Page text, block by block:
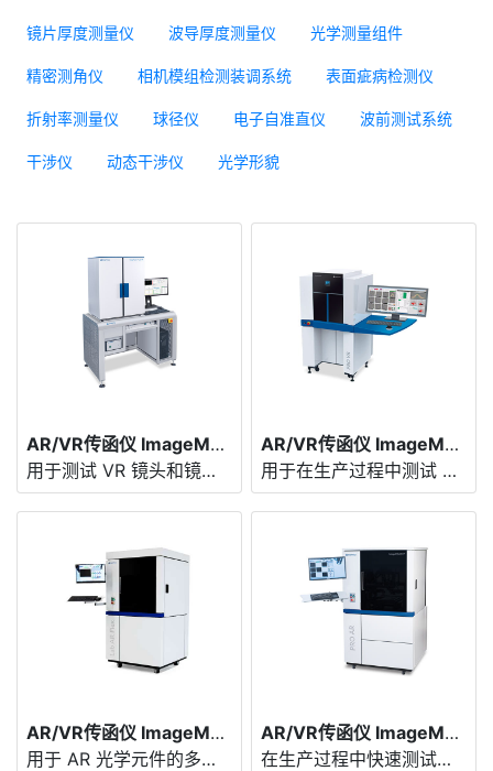
镜片厚度测量仪 波导厚度测量仪 光学测量组件
精密测角仪 相机模组检测装调系统 表面疵病检测仪
折射率测量仪 球径仪 电子自准直仪 波前测试系统
干涉仪 动态干涉仪 光学形貌
AR/VR传函仪 ImageMaster® Lab VR
用于测试 VR 镜头和镜头系统的测量设备
AR/VR传函仪 ImageMaster® PRO VR
用于在生产过程中测试 VR 镜头和 VR 模块的测量解决方案
AR/VR传函仪 ImageMaster® Lab AR Flex
用于 AR 光学元件的多维测试解决方案
AR/VR传函仪 ImageMaster® PRO AR
在生产过程中快速测试波导的光学性能